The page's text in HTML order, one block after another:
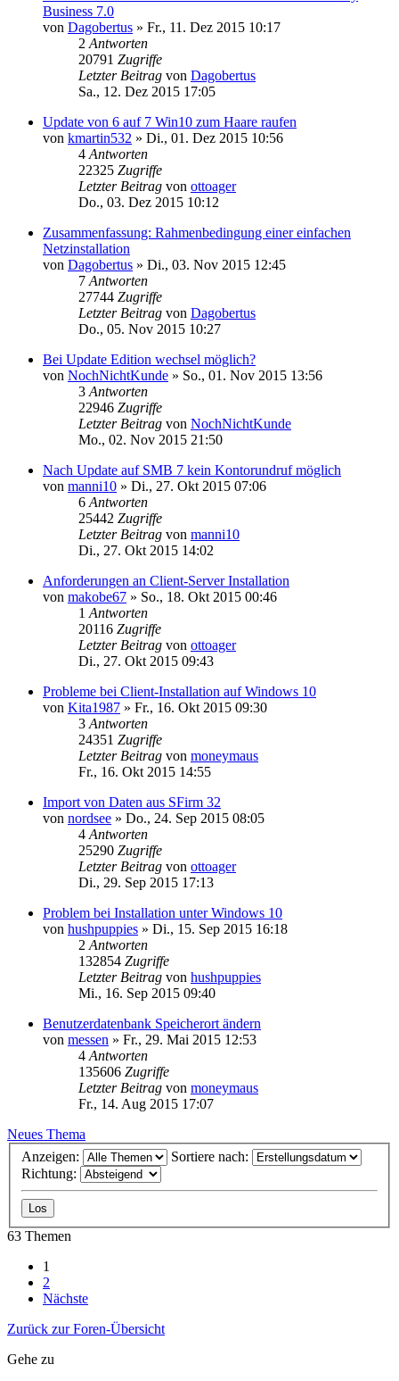
Business 7.0
von Dagobertus » Fr., 11. Dez 2015 10:17
2 Antworten
20791 Zugriffe
Letzter Beitrag von Dagobertus
Sa., 12. Dez 2015 17:05
Update von 6 auf 7 Win10 zum Haare raufen
von kmartin532 » Di., 01. Dez 2015 10:56
4 Antworten
22325 Zugriffe
Letzter Beitrag von ottoager
Do., 03. Dez 2015 10:12
Zusammenfassung: Rahmenbedingung einer einfachen
Netzinstallation
von Dagobertus » Di., 03. Nov 2015 12:45
7 Antworten
27744 Zugriffe
Letzter Beitrag von Dagobertus
Do., 05. Nov 2015 10:27
Bei Update Edition wechsel möglich?
von NochNichtKunde » So., 01. Nov 2015 13:56
3 Antworten
22946 Zugriffe
Letzter Beitrag von NochNichtKunde
Mo., 02. Nov 2015 21:50
Nach Update auf SMB 7 kein Kontorundruf möglich
von manni10 » Di., 27. Okt 2015 07:06
6 Antworten
25442 Zugriffe
Letzter Beitrag von manni10
Di., 27. Okt 2015 14:02
Anforderungen an Client-Server Installation
von makobe67 » So., 18. Okt 2015 00:46
1 Antworten
20116 Zugriffe
Letzter Beitrag von ottoager
Di., 27. Okt 2015 09:43
Probleme bei Client-Installation auf Windows 10
von Kita1987 » Fr., 16. Okt 2015 09:30
3 Antworten
24351 Zugriffe
Letzter Beitrag von moneymaus
Fr., 16. Okt 2015 14:55
Import von Daten aus SFirm 32
von nordsee » Do., 24. Sep 2015 08:05
4 Antworten
25290 Zugriffe
Letzter Beitrag von ottoager
Di., 29. Sep 2015 17:13
Problem bei Installation unter Windows 10
von hushpuppies » Di., 15. Sep 2015 16:18
2 Antworten
132854 Zugriffe
Letzter Beitrag von hushpuppies
Mi., 16. Sep 2015 09:40
Benutzerdatenbank Speicherort ändern
von messen » Fr., 29. Mai 2015 12:53
4 Antworten
135606 Zugriffe
Letzter Beitrag von moneymaus
Fr., 14. Aug 2015 17:07
Neues Thema
Anzeigen:
Sortiere nach:
Richtung:
63 Themen
1
2
Nächste
Zurück zur Foren-Übersicht
Gehe zu